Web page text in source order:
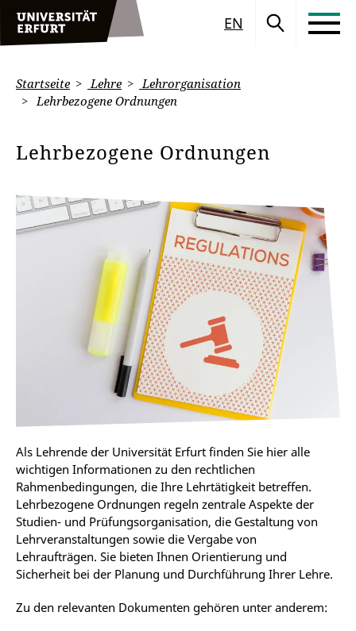
EN
Startseite Lehre
Lehrorganisation
Lehrbezogene Ordnungen
Lehrbezogene Ordnungen
Als Lehrende der Universität Erfurt finden Sie hier alle
wichtigen Informationen zu den rechtlichen
Rahmenbedingungen, die Ihre Lehrtätigkeit betreffen.
Lehrbezogene Ordnungen regeln zentrale Aspekte der
Studien- und Prüfungsorganisation, die Gestaltung von
Lehrveranstaltungen sowie die Vergabe von
Lehraufträgen. Sie bieten Ihnen Orientierung und
Sicherheit bei der Planung und Durchführung Ihrer Lehre.
Zu den relevanten Dokumenten gehören unter anderem: